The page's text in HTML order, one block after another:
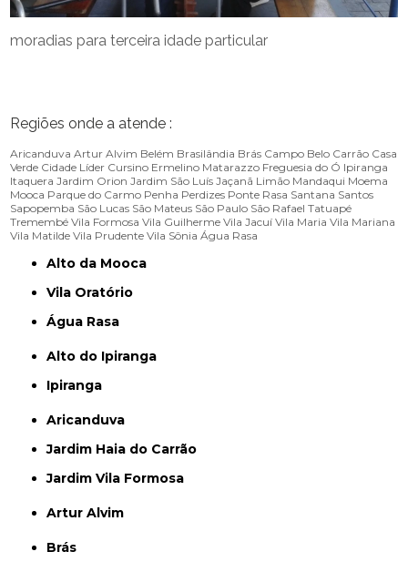
moradias para terceira idade particular
Regiões onde a atende :
Aricanduva Artur Alvim Belém Brasilândia Brás Campo Belo Carrão Casa
Verde Cidade Líder Cursino Ermelino Matarazzo Freguesia do Ó Ipiranga
Itaquera Jardim Orion Jardim São Luís Jaçanã Limão Mandaqui Moema
Mooca Parque do Carmo Penha Perdizes Ponte Rasa Santana Santos
Sapopemba São Lucas São Mateus São Paulo São Rafael Tatuapé
Tremembé Vila Formosa Vila Guilherme Vila Jacuí Vila Maria Vila Mariana
Vila Matilde Vila Prudente Vila Sônia Água Rasa
Alto da Mooca
Vila Oratório
Água Rasa
Alto do Ipiranga
Ipiranga
Aricanduva
Jardim Haia do Carrão
Jardim Vila Formosa
Artur Alvim
Brás